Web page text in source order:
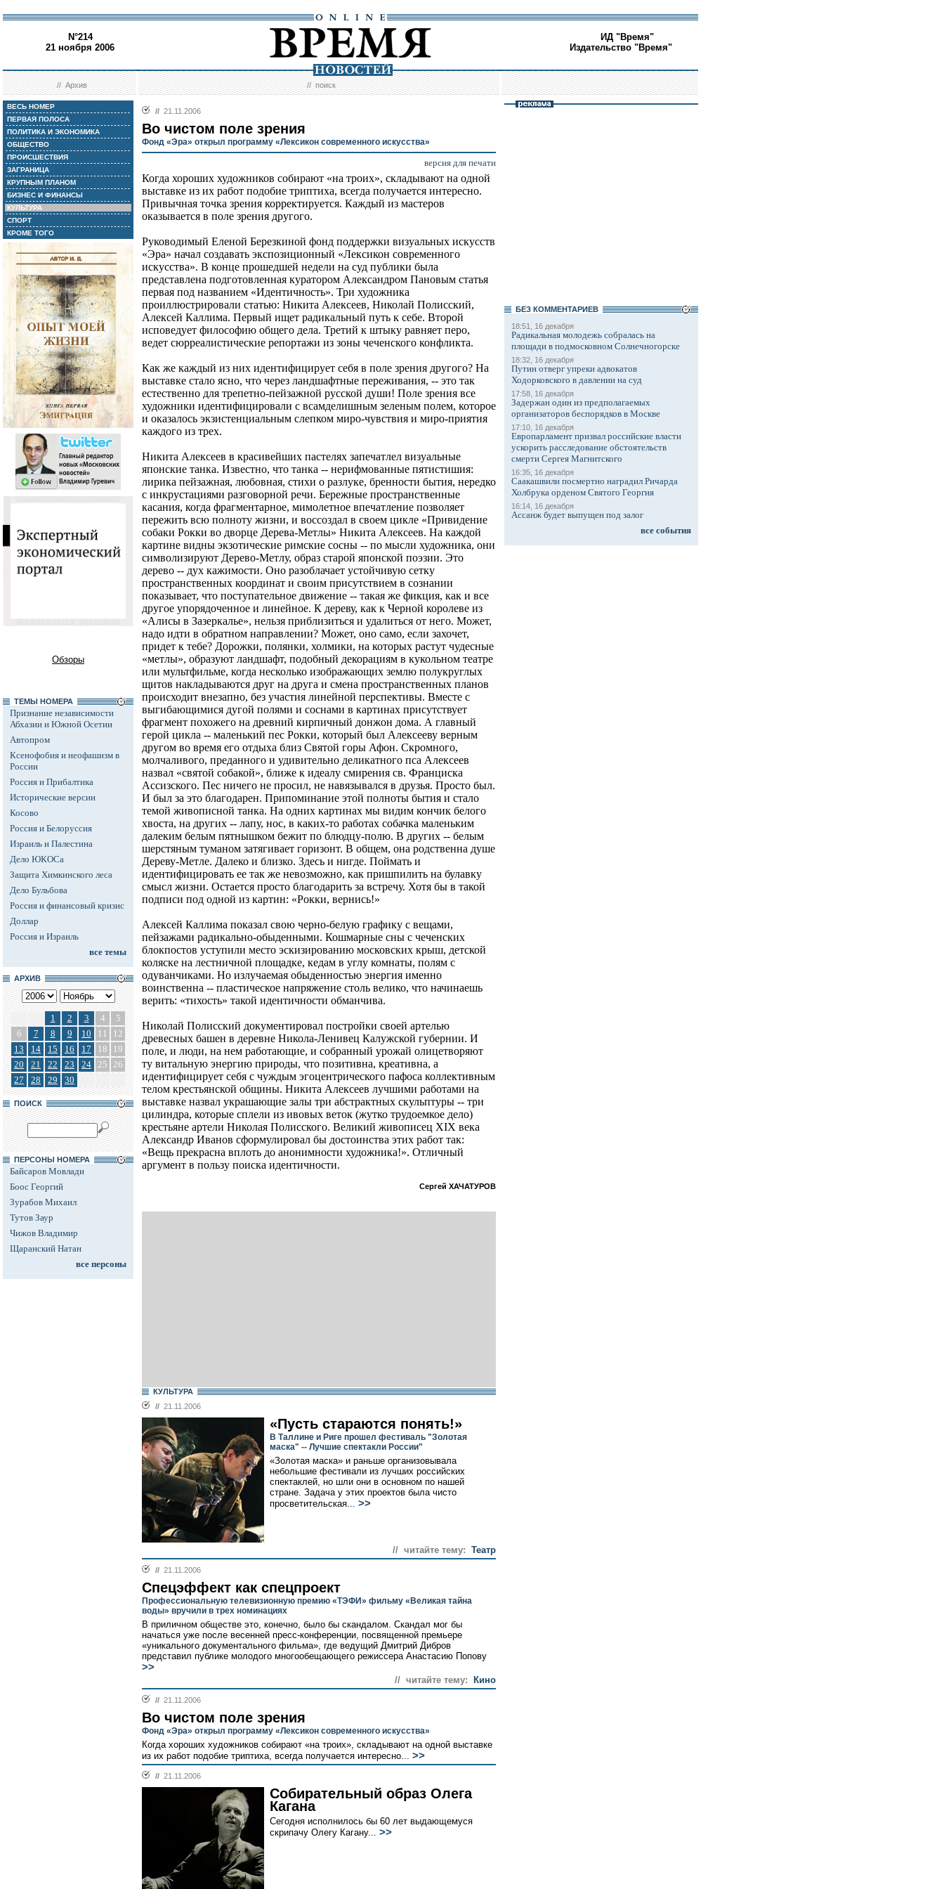
N°214
21 ноября 2006
ИД "Время"
Издательство "Время"
//Архив //поиск
ВЕСЬ НОМЕР
ПЕРВАЯ ПОЛОСА
ПОЛИТИКА И ЭКОНОМИКА
ОБЩЕСТВО
ПРОИСШЕСТВИЯ
ЗАГРАНИЦА
КРУПНЫМ ПЛАНОМ
БИЗНЕС И ФИНАНСЫ
КУЛЬТУРА
СПОРТ
КРОМЕ ТОГО
Обзоры
ТЕМЫ НОМЕРА
Признание независимости
Абхазии и Южной Осетии
Автопром
Ксенофобия и неофашизм в
России
Россия и Прибалтика
Исторические версии
Косово
Россия и Белоруссия
Израиль и Палестина
Дело ЮКОСа
Защита Химкинского леса
Дело Бульбова
Россия и финансовый кризис
Доллар
Россия и Израиль
все темы
АРХИВ
1 2 3 4
5
6
7 8 9 10 11
12
13
14 15 16 17 18
19
20
21 22 23 24 25 26
27
28 29 30
ПОИСК
ПЕРСОНЫ НОМЕРА
Байсаров Мовлади
Боос Георгий
Зурабов Михаил
Тутов Заур
Чижов Владимир
Щаранский Натан
все персоны
// 21.11.2006
Во чистом поле зрения
Фонд «Эра» открыл программу «Лексикон современного искусства»
версия для печати
Когда хороших художников собирают «на троих», складывают на одной
выставке из их работ подобие триптиха, всегда получается интересно.
Привычная точка зрения корректируется. Каждый из мастеров
оказывается в поле зрения другого.
Руководимый Еленой Березкиной фонд поддержки визуальных искусств
«Эра» начал создавать экспозиционный «Лексикон современного
искусства». В конце прошедшей недели на суд публики была
представлена подготовленная куратором Александром Пановым статья
первая под названием «Идентичность». Три художника
проиллюстрировали статью: Никита Алексеев, Николай Полисский,
Алексей Каллима. Первый ищет радикальный путь к себе. Второй
исповедует философию общего дела. Третий к штыку равняет перо,
ведет сюрреалистические репортажи из зоны чеченского конфликта.
Как же каждый из них идентифицирует себя в поле зрения другого? На
выставке стало ясно, что через ландшафтные переживания, -- это так
естественно для трепетно-пейзажной русской души! Поле зрения все
художники идентифицировали с всамделишным зеленым полем, которое
и оказалось экзистенциальным слепком миро-чувствия и миро-приятия
каждого из трех.
Никита Алексеев в красивейших пастелях запечатлел визуальные
японские танка. Известно, что танка -- нерифмованные пятистишия:
лирика пейзажная, любовная, стихи о разлуке, бренности бытия, нередко
с инкрустациями разговорной речи. Бережные пространственные
касания, когда фрагментарное, мимолетное впечатление позволяет
пережить всю полноту жизни, и воссоздал в своем цикле «Привидение
собаки Рокки во дворце Дерева-Метлы» Никита Алексеев. На каждой
картине видны экзотические римские сосны -- по мысли художника, они
символизируют Дерево-Метлу, образ старой японской поэзии. Это
дерево -- дух кажимости. Оно разоблачает устойчивую сетку
пространственных координат и своим присутствием в сознании
показывает, что поступательное движение -- такая же фикция, как и все
другое упорядоченное и линейное. К дереву, как к Черной королеве из
«Алисы в Зазеркалье», нельзя приблизиться и удалиться от него. Может,
надо идти в обратном направлении? Может, оно само, если захочет,
придет к тебе? Дорожки, полянки, холмики, на которых растут чудесные
«метлы», образуют ландшафт, подобный декорациям в кукольном театре
или мультфильме, когда несколько изображающих землю полукруглых
щитов накладываются друг на друга и смена пространственных планов
происходит внезапно, без участия линейной перспективы. Вместе с
выгибающимися дугой полями и соснами в картинах присутствует
фрагмент похожего на древний кирпичный донжон дома. А главный
герой цикла -- маленький пес Рокки, который был Алексееву верным
другом во время его отдыха близ Святой горы Афон. Скромного,
молчаливого, преданного и удивительно деликатного пса Алексеев
назвал «святой собакой», ближе к идеалу смирения св. Франциска
Ассизского. Пес ничего не просил, не навязывался в друзья. Просто был.
И был за это благодарен. Припоминание этой полноты бытия и стало
темой живописной танка. На одних картинах мы видим кончик белого
хвоста, на других -- лапу, нос, в каких-то работах собачка маленьким
далеким белым пятнышком бежит по блюдцу-полю. В других -- белым
шерстяным туманом затягивает горизонт. В общем, она родственна душе
Дереву-Метле. Далеко и близко. Здесь и нигде. Поймать и
идентифицировать ее так же невозможно, как пришпилить на булавку
смысл жизни. Остается просто благодарить за встречу. Хотя бы в такой
подписи под одной из картин: «Рокки, вернись!»
Алексей Каллима показал свою черно-белую графику с вещами,
пейзажами радикально-обыденными. Кошмарные сны с чеченских
блокпостов уступили место эскизированию московских крыш, детской
коляске на лестничной площадке, кедам в углу комнаты, полям с
одуванчиками. Но излучаемая обыденностью энергия именно
воинственна -- пластическое напряжение столь велико, что начинаешь
верить: «тихость» такой идентичности обманчива.
Николай Полисский документировал постройки своей артелью
древесных башен в деревне Никола-Ленивец Калужской губернии. И
поле, и люди, на нем работающие, и собранный урожай олицетворяют
ту витальную энергию природы, что позитивна, креативна, а
идентифицирует себя с чуждым эгоцентрического пафоса коллективным
телом крестьянской общины. Никита Алексеев лучшими работами на
выставке назвал украшающие залы три абстрактных скульптуры -- три
цилиндра, которые сплели из ивовых веток (жутко трудоемкое дело)
крестьяне артели Николая Полисского. Великий живописец XIX века
Александр Иванов сформулировал бы достоинства этих работ так:
«Вещь прекрасна вплоть до анонимности художника!». Отличный
аргумент в пользу поиска идентичности.
Сергей ХАЧАТУРОВ
КУЛЬТУРА
// 21.11.2006
«Пусть стараются понять!»
В Таллине и Риге прошел фестиваль "Золотая
маска" -- Лучшие спектакли России"
«Золотая маска» и раньше организовывала
небольшие фестивали из лучших российских
спектаклей, но шли они в основном по нашей
стране. Задача у этих проектов была чисто
просветительская... >>
// читайте тему: Театр
// 21.11.2006
Спецэффект как спецпроект
Профессиональную телевизионную премию «ТЭФИ» фильму «Великая тайна
воды» вручили в трех номинациях
В приличном обществе это, конечно, было бы скандалом. Скандал мог бы
начаться уже после весенней пресс-конференции, посвященной премьере
«уникального документального фильма», где ведущий Дмитрий Дибров
представил публике молодого многообещающего режиссера Анастасию Попову
>>
// читайте тему: Кино
// 21.11.2006
Во чистом поле зрения
Фонд «Эра» открыл программу «Лексикон современного искусства»
Когда хороших художников собирают «на троих», складывают на одной выставке
из их работ подобие триптиха, всегда получается интересно... >>
// 21.11.2006
Собирательный образ Олега
Кагана
Сегодня исполнилось бы 60 лет выдающемуся
скрипачу Олегу Кагану... >>
БЕЗ КОМMЕНТАРИЕВ
18:51, 16 декабря
Радикальная молодежь собралась на
площади в подмосковном Солнечногорске
18:32, 16 декабря
Путин отверг упреки адвокатов
Ходорковского в давлении на суд
17:58, 16 декабря
Задержан один из предполагаемых
организаторов беспорядков в Москве
17:10, 16 декабря
Европарламент призвал российские власти
ускорить расследование обстоятельств
смерти Сергея Магнитского
16:35, 16 декабря
Саакашвили посмертно наградил Ричарда
Холбрука орденом Святого Георгия
16:14, 16 декабря
Ассанж будет выпущен под залог
все события